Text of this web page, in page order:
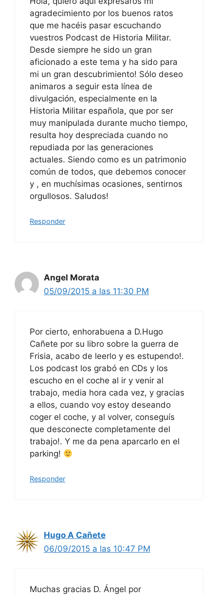
agradecimiento por los buenos ratos
que me hacéis pasar escuchando
vuestros Podcast de Historia Militar.
Desde siempre he sido un gran
aficionado a este tema y ha sido para
mi un gran descubrimiento! Sólo deseo
animaros a seguir esta línea de
divulgación, especialmente en la
Historia Militar española, que por ser
muy manipulada durante mucho tiempo,
resulta hoy despreciada cuando no
repudiada por las generaciones
actuales. Siendo como es un patrimonio
común de todos, que debemos conocer
y , en muchísimas ocasiones, sentirnos
orgullosos. Saludos!
Responder
Angel Morata
05/09/2015 a las 11:30 PM
Por cierto, enhorabuena a D.Hugo
Cañete por su libro sobre la guerra de
Frisia, acabo de leerlo y es estupendo!.
Los podcast los grabó en CDs y los
escucho en el coche al ir y venir al
trabajo, media hora cada vez, y gracias
a ellos, cuando voy estoy deseando
coger el coche, y al volver, conseguís
que desconecte completamente del
trabajo!. Y me da pena aparcarlo en el
parking!
Responder
Hugo A Cañete
06/09/2015 a las 10:47 PM
Muchas gracias D. Ángel por